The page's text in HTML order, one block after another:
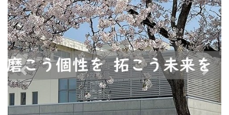
Previous Next